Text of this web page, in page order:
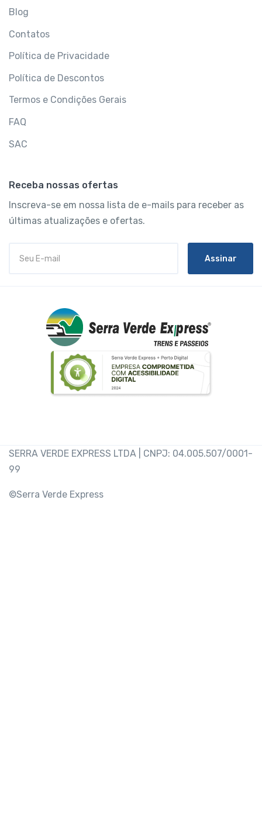
Blog
Contatos
Política de Privacidade
Política de Descontos
Termos e Condições Gerais
FAQ
SAC
Receba nossas ofertas
Inscreva-se em nossa lista de e-mails para receber as
últimas atualizações e ofertas.
Assinar
SERRA VERDE EXPRESS LTDA | CNPJ: 04.005.507/0001-
99
©Serra Verde Express